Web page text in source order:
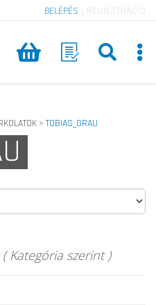
BELÉPÉS REGISZTRÁCIÓ
>TOBIAS_GRAU
Kategória szerint )